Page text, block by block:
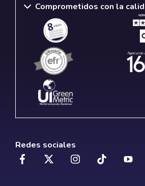
Comprometidos con la
Redes sociales